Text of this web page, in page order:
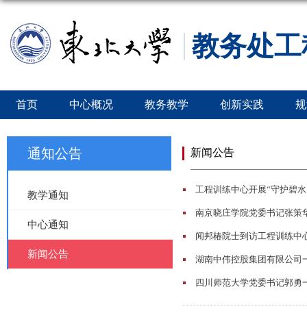
教务处
首页 中心概况 教务教学 创新实践
通知公告
教学通知
中心通知
新闻公告
新闻公告
工程训练中心开展“守护碧
南京晓庄学院党委书记张策
闻邦椿院士到访工程训练中
湖南中伟控股集团有限公司
四川师范大学党委书记郭